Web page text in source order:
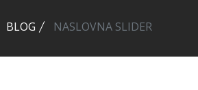
BLOG NASLOVNA SLIDER